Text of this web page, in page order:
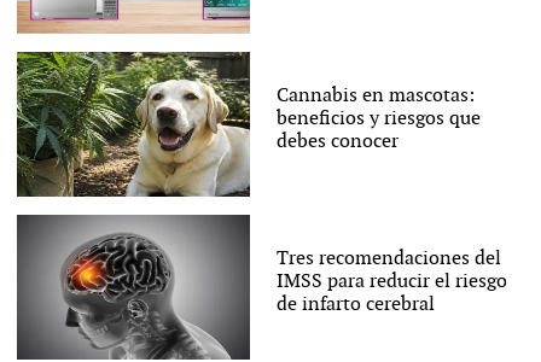
Cannabis en mascotas:
beneficios y riesgos que
debes conocer
Tres recomendaciones del
IMSS para reducir el riesgo
de infarto cerebral